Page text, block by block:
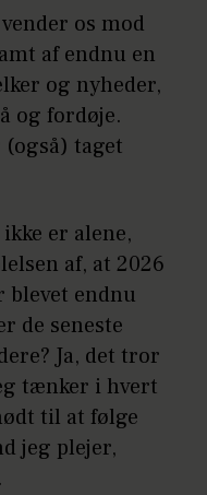
os mod
af endnu en
og nyheder,
og fordøje.
taget
er alene,
af, at 2026
blevet endnu
de seneste
Ja, det tror
tænker i hvert
til at følge
jeg plejer,